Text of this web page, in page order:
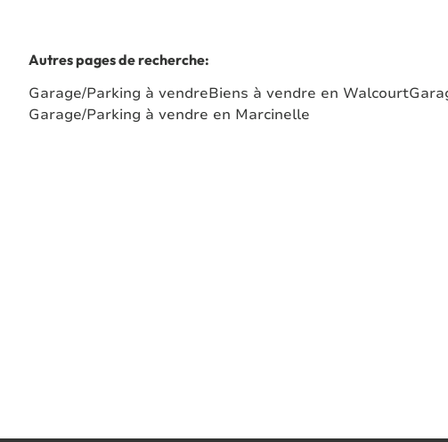
Autres pages de recherche:
Garage/Parking à vendreBiens à vendre en Walcourt
Garage/Parking à vendre en Marcinelle